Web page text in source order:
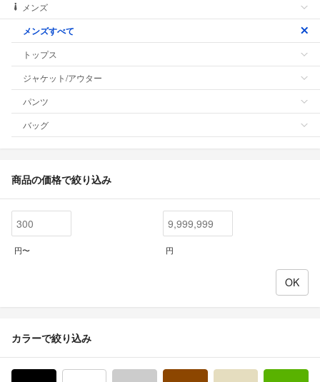
メンズ
メンズすべて
トップス
ジャケット/アウター
パンツ
バッグ
商品の価格で絞り込み
円〜 円
カラーで絞り込み